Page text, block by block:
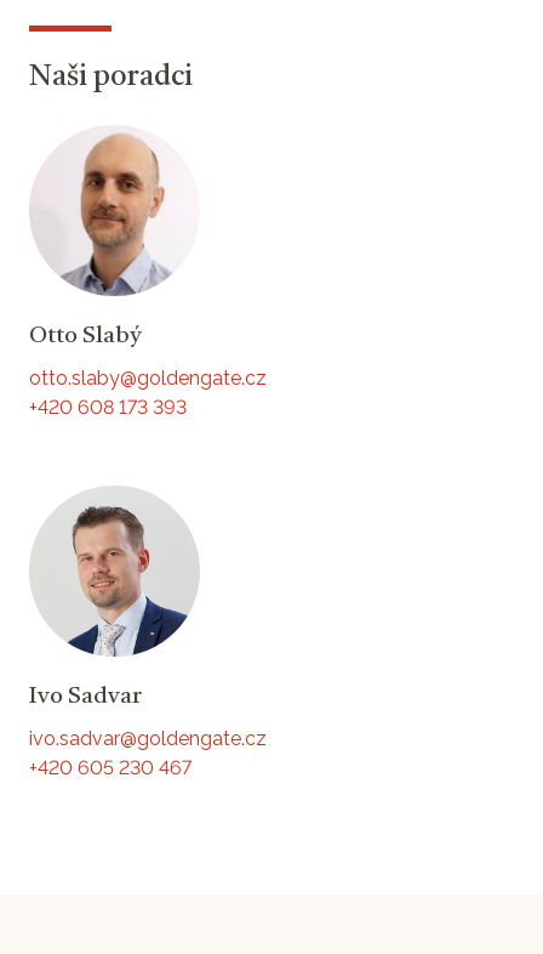
Naši poradci
Otto Slabý
otto.slaby@goldengate.cz
+420 608 173 393
Ivo Sadvar
ivo.sadvar@goldengate.cz
+420 605 230 467